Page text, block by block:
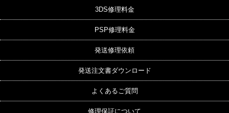
3DS修理料金
PSP修理料金
発送修理依頼
発送注文書ダウンロード
よくあるご質問
修理保証について